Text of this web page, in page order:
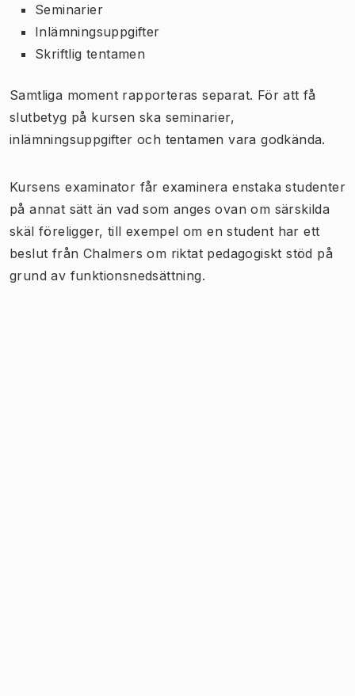
Seminarier
Inlämningsuppgifter
Skriftlig tentamen
Samtliga moment rapporteras separat. För att få
slutbetyg på kursen ska seminarier,
inlämningsuppgifter och tentamen vara godkända.
Kursens examinator får examinera enstaka studenter
på annat sätt än vad som anges ovan om särskilda
skäl föreligger, till exempel om en student har ett
beslut från Chalmers om riktat pedagogiskt stöd på
grund av funktionsnedsättning.